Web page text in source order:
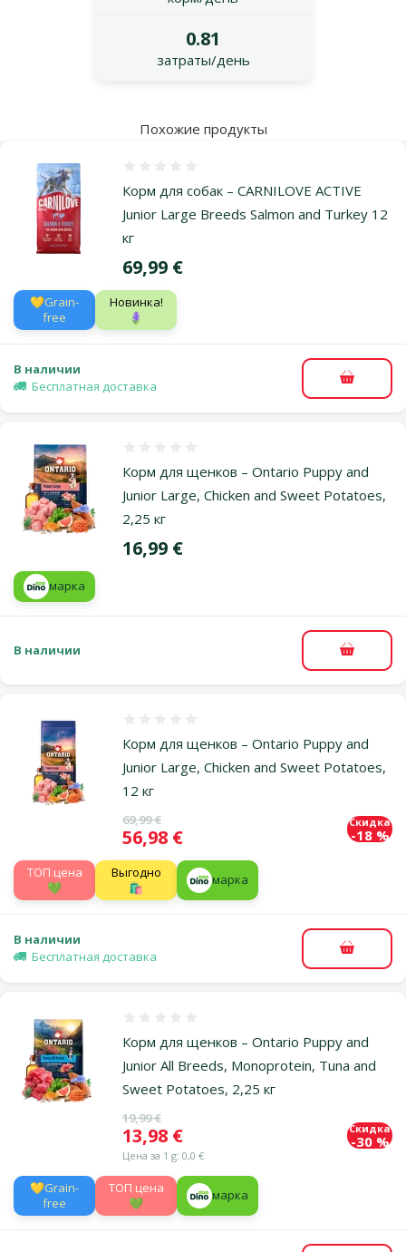
0.81
затраты/день
Похожие продукты
Корм для собак – CARNILOVE ACTIVE
Junior Large Breeds Salmon and Turkey 12
кг
Цена
69,99 €
💛Grain-
free
Новинка!
🪻
В наличии
Бесплатная доставка
В
Корм для щенков – Ontario Puppy and
Junior Large, Chicken and Sweet Potatoes,
2,25 кг
Цена
16,99 €
марка
В наличии В
Корм для щенков – Ontario Puppy and
Junior Large, Chicken and Sweet Potatoes,
12 кг
Исходная цена
69,99 €
Цена
56,98 €
Скидка
-18 %
TOП цена
💚
Выгодно
🛍️
марка
В наличии
Бесплатная доставка
В
Корм для щенков – Ontario Puppy and
Junior All Breeds, Monoprotein, Tuna and
Sweet Potatoes, 2,25 кг
Исходная цена
19,99 €
Цена
13,98 €
Цена за 1 g: 0,0 €
Скидка
-30 %
💛Grain-
free
TOП цена
💚
марка